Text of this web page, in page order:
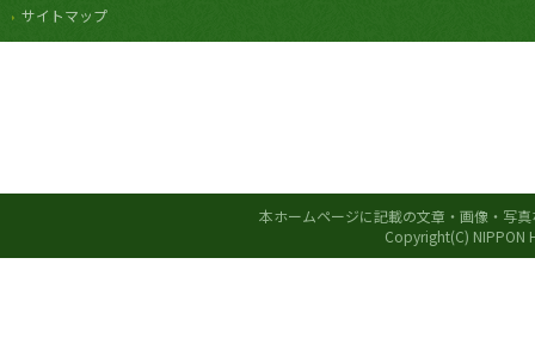
サイトマップ
本ホームページに記載の文章・画像・写
Copyright(C) NIPPON